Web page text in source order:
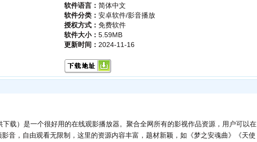
软件语言： 简体中文
软件分类： 安卓软件/影音播放
授权方式： 免费软件
软件大小： 5.59MB
更新时间： 2024-11-16
下载）是一个很好用的在线观影播放器。聚合全网所有的影视作品资源，用户可以在
音，自由观看无限制，这里的资源内容丰富，题材新颖，如《梦之安魂曲》《天使